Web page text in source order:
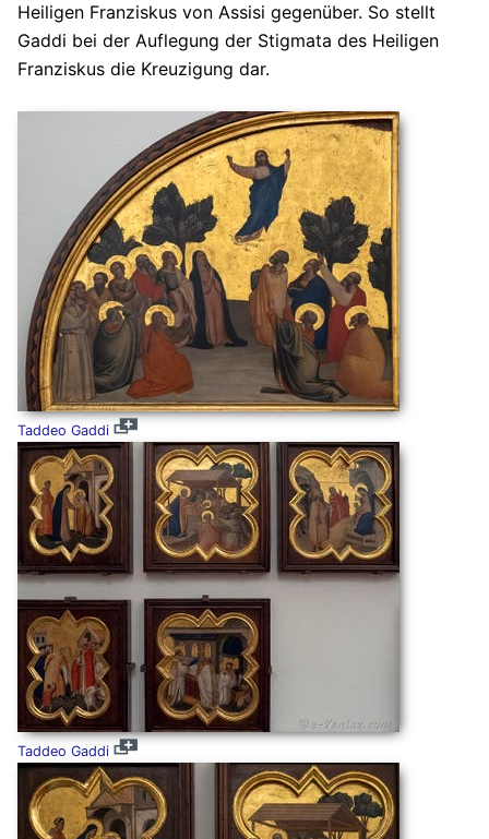
Heiligen Franziskus von Assisi gegenüber. So stellt
Gaddi bei der Auflegung der Stigmata des Heiligen
Franziskus die Kreuzigung dar.
Taddeo Gaddi
Taddeo Gaddi